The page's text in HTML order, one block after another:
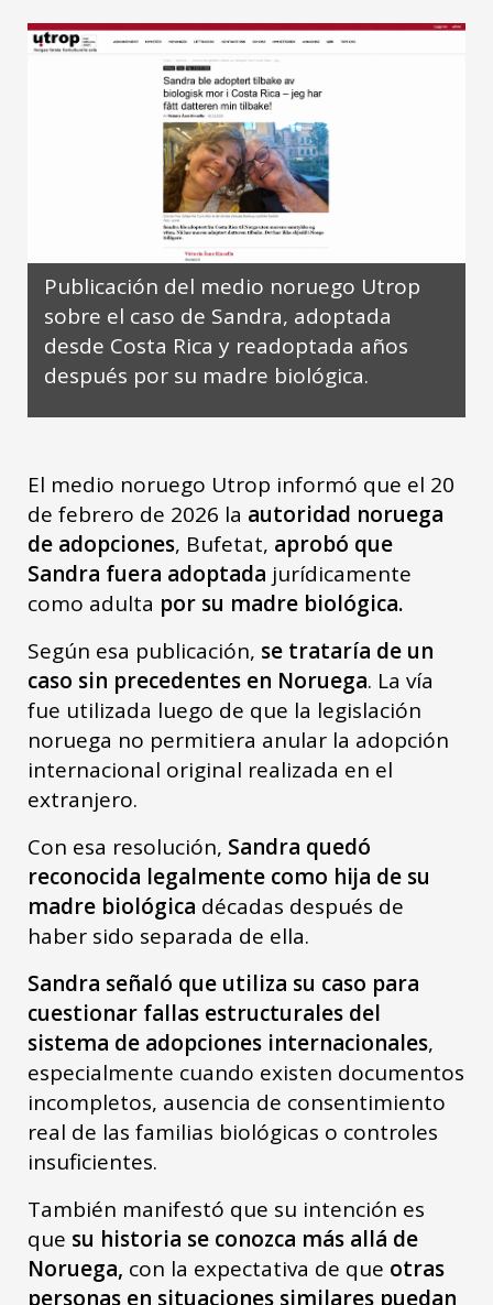
Publicación del medio noruego Utrop
sobre el caso de Sandra, adoptada
desde Costa Rica y readoptada años
después por su madre biológica.
El medio noruego Utrop informó que el 20
de febrero de 2026 la autoridad noruega
de adopciones, Bufetat, aprobó que
Sandra fuera adoptada jurídicamente
como adulta por su madre biológica.
Según esa publicación, se trataría de un
caso sin precedentes en Noruega. La vía
fue utilizada luego de que la legislación
noruega no permitiera anular la adopción
internacional original realizada en el
extranjero.
Con esa resolución, Sandra quedó
reconocida legalmente como hija de su
madre biológica décadas después de
haber sido separada de ella.
Sandra señaló que utiliza su caso para
cuestionar fallas estructurales del
sistema de adopciones internacionales,
especialmente cuando existen documentos
incompletos, ausencia de consentimiento
real de las familias biológicas o controles
insuficientes.
También manifestó que su intención es
que su historia se conozca más allá de
Noruega, con la expectativa de que otras
personas en situaciones similares puedan